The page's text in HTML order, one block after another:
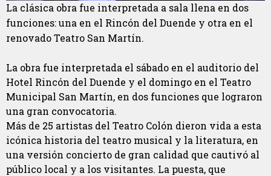
La clásica obra fue interpretada a sala llena en dos
funciones: una en el Rincón del Duende y otra en el
renovado Teatro San Martín.
La obra fue interpretada el sábado en el auditorio del
Hotel Rincón del Duende y el domingo en el Teatro
Municipal San Martín, en dos funciones que lograron
una gran convocatoria.
Más de 25 artistas del Teatro Colón dieron vida a esta
icónica historia del teatro musical y la literatura, en
una versión concierto de gran calidad que cautivó al
público local y a los visitantes. La puesta, que